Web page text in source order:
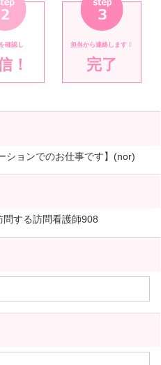
確認し
！
担当から連絡します！
完了
ションでのお仕事です】(nor)
する訪問看護師908